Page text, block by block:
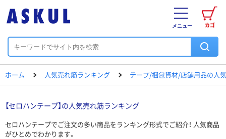
カゴ
メニュー
ホーム 人気売れ筋ランキング テープ/梱包資材/店舗用品の人
【セロハンテープ】の人気売れ筋ランキング
セロハンテープでご注文の多い商品をランキング形式でご紹介！ 人気商品
がひとめでわかります。